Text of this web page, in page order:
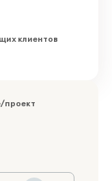
клиентов
проект